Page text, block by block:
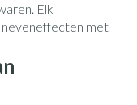
Elk
neveneffecten met